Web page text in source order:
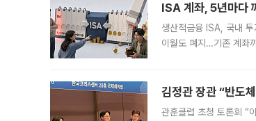
ISA 계좌, 5년마다
생산적금융 ISA, 국내
이월도 폐지…기존 계좌
김정관 장관 “반도
관훈클럽 초청 토론회 “